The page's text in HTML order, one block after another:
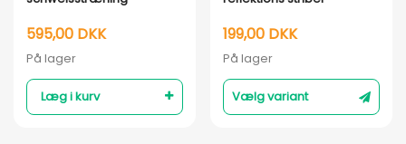
595,00 DKK
På lager
Læg i kurv
199,00 DKK
På lager
Vælg variant